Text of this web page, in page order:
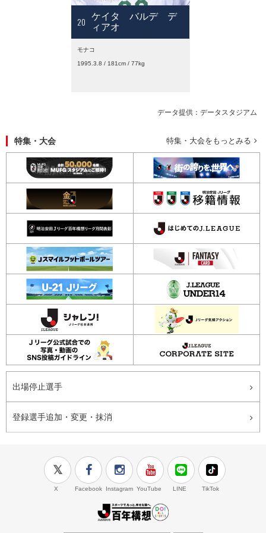
20
ケイタ バルデ デ
ィアオ
モナコ
1995.3.8 / 181cm / 77kg
データ提供：データスタジアム
特集・大会 特集・大会をもっとみる
出場停止選手
登録選手追加・変更・抹消
X Facebook Instagram YouTube LINE TikTok